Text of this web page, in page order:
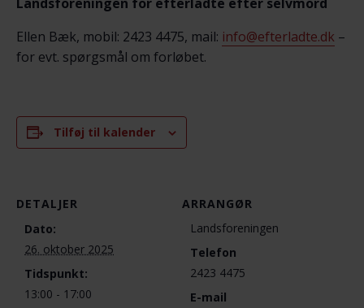
Ellen Bæk, mobil: 2423 4475, mail: info@efterladte.dk –
for evt. spørgsmål om forløbet.
Tilføj til kalender
DETALJER
Dato:
26. oktober 2025
Tidspunkt:
13:00 - 17:00
ARRANGØR
Landsforeningen
Telefon
2423 4475
E-mail